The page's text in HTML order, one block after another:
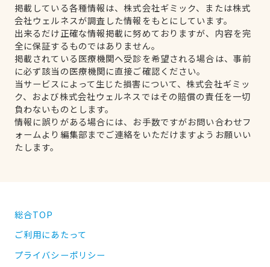
掲載している各種情報は、株式会社ギミック、または株式
会社ウェルネスが調査した情報をもとにしています。
出来るだけ正確な情報掲載に努めておりますが、内容を完
全に保証するものではありません。
掲載されている医療機関へ受診を希望される場合は、事前
に必ず該当の医療機関に直接ご確認ください。
当サービスによって生じた損害について、株式会社ギミッ
ク、および株式会社ウェルネスではその賠償の責任を一切
負わないものとします。
情報に誤りがある場合には、お手数ですがお問い合わせフ
ォームより編集部までご連絡をいただけますようお願いい
たします。
総合TOP
ご利用にあたって
プライバシーポリシー